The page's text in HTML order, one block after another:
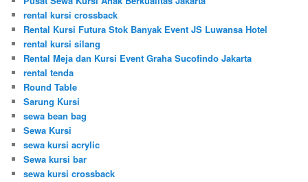
rental kursi crossback
Rental Kursi Futura Stok Banyak Event JS Luwansa Hotel
rental kursi silang
Rental Meja dan Kursi Event Graha Sucofindo Jakarta
rental tenda
Round Table
Sarung Kursi
sewa bean bag
Sewa Kursi
sewa kursi acrylic
Sewa kursi bar
sewa kursi crossback